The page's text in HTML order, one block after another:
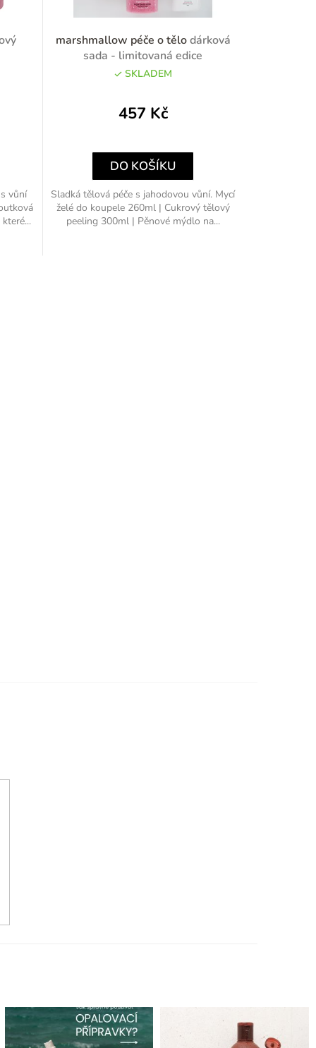
vůní
marshmallow péče o tělodárková
sada - limitovaná edice
SKLADEM
457 Kč
DO KOŠÍKU
Sladká tělová péče s jahodovou vůní. Mycí
želé do koupele 260ml | Cukrový tělový
peeling 300ml | Pěnové mýdlo na...